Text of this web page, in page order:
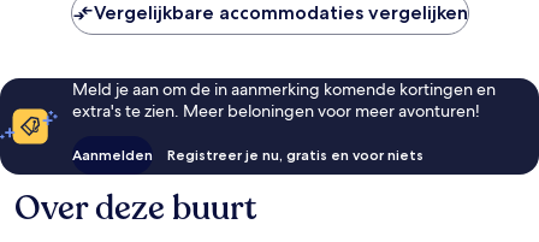
Vergelijkbare accommodaties vergelijken
Meld je aan om de in aanmerking komende kortingen en
extra's te zien. Meer beloningen voor meer avonturen!
Aanmelden Registreer je nu, gratis en voor niets
Over deze buurt